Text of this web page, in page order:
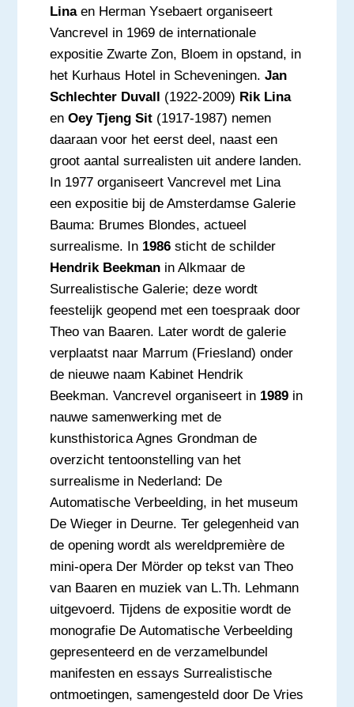
Linaen Herman Ysebaert organiseert
Vancrevel in 1969 de internationale
expositie Zwarte Zon, Bloem in opstand, in
het Kurhaus Hotel in Scheveningen. Jan
Schlechter Duvall (1922-2009) Rik Lina
en Oey Tjeng Sit(1917-1987) nemen
daaraan voor het eerst deel, naast een
groot aantal surrealisten uit andere landen.
In 1977 organiseert Vancrevel met Lina
een expositie bij de Amsterdamse Galerie
Bauma: Brumes Blondes, actueel
surrealisme. In 1986sticht de schilder
Hendrik Beekmanin Alkmaar de
Surrealistische Galerie; deze wordt
feestelijk geopend met een toespraak door
Theo van Baaren. Later wordt de galerie
verplaatst naar Marrum (Friesland) onder
de nieuwe naam Kabinet Hendrik
Beekman. Vancrevel organiseert in 1989in
nauwe samenwerking met de
kunsthistorica Agnes Grondman de
overzicht tentoonstelling van het
surrealisme in Nederland: De
Automatische Verbeelding, in het museum
De Wieger in Deurne. Ter gelegenheid van
de opening wordt als wereldpremière de
mini-opera Der Mörder op tekst van Theo
van Baaren en muziek van L.Th. Lehmann
uitgevoerd. Tijdens de expositie wordt de
monografie De Automatische Verbeelding
gepresenteerd en de verzamelbundel
manifesten en essays Surrealistische
ontmoetingen, samengesteld door De Vries